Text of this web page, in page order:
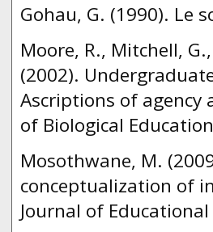
Gohau, G. (1990). Le
Moore, R., Mitchell,
(2002).
Ascriptions of
of Biological
Mosothwane, M.
conceptualization of
Journal of Educational